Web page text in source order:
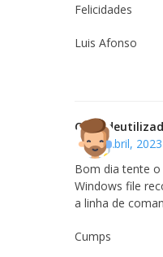
Felicidades
Luis Afonso
18 de Abril,
Bom dia tente
Windows file
a linha de
Cumps